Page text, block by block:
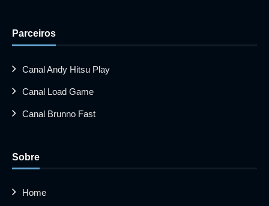
Parceiros
Canal Andy Hitsu Play
Canal Load Game
Canal Brunno Fast
Sobre
Home